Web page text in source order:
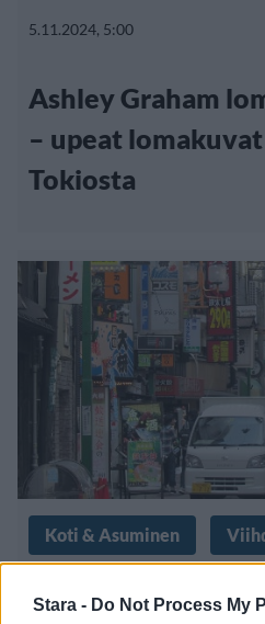
Stara - Do Not Process My
5.11.2024, 5:00
Ashley Graham
– upeat
Tokiosta
Koti & Asuminen